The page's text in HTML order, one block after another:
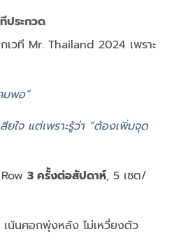
ประกวด
เวที Mr. Thailand 2024 เพราะ
มพอ”
สียใจ แต่เพราะรู้ว่า “ต้องเพิ่มจุด
3 ครั้งต่อสัปดาห์, 5 เซต/
น้นศอกพุ่งหลัง ไม่เหวี่ยงตัว